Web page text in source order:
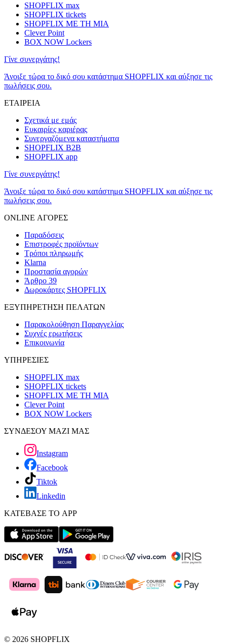
SHOPFLIX max
SHOPFLIX tickets
SHOPFLIX ΜΕ ΤΗ ΜΙΑ
Clever Point
BOX NOW Lockers
Γίνε συνεργάτης!
Άνοιξε τώρα το δικό σου κατάστημα SHOPFLIX και αύξησε τις
πωλήσεις σου.
ΕΤΑΙΡΕΙΑ
Σχετικά με εμάς
Ευκαιρίες καριέρας
Συνεργαζόμενα καταστήματα
SHOPFLIX B2B
SHOPFLIX app
Γίνε συνεργάτης!
Άνοιξε τώρα το δικό σου κατάστημα SHOPFLIX και αύξησε τις
πωλήσεις σου.
ONLINE ΑΓΟΡΕΣ
Παραδόσεις
Επιστροφές προϊόντων
Τρόποι πληρωμής
Klarna
Προστασία αγορών
Άρθρο 39
Δωροκάρτες SHOPFLIX
ΕΞΥΠΗΡΕΤΗΣΗ ΠΕΛΑΤΩΝ
Παρακολούθηση Παραγγελίας
Συχνές ερωτήσεις
Επικοινωνία
ΥΠΗΡΕΣΙΕΣ
SHOPFLIX max
SHOPFLIX tickets
SHOPFLIX ΜΕ ΤΗ ΜΙΑ
Clever Point
BOX NOW Lockers
ΣΥΝΔΕΣΟΥ ΜΑΖΙ ΜΑΣ
Instagram
Facebook
Tiktok
Linkedin
ΚΑΤΕΒΑΣΕ ΤΟ APP
© 2026 SHOPFLIX